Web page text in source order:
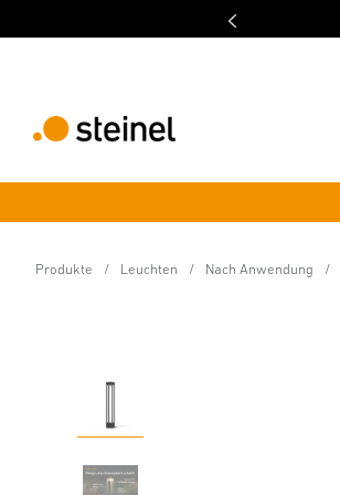
Produkte Leuchten Nach Anwendung